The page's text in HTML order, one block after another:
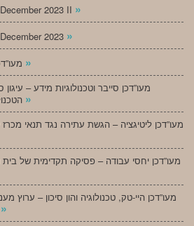
2023 II »
2023 »
»
מעו”דכן סייבר וטכנולוגיות מידע –
»
מעו”דכן ליטיגציה – הגשת עתירה נגד תנאי
מעו”דכן יחסי עבודה – פסיקה תקדימית של
מעו”דכן היי-טק, טכנולוגיה והון סיכון –
»